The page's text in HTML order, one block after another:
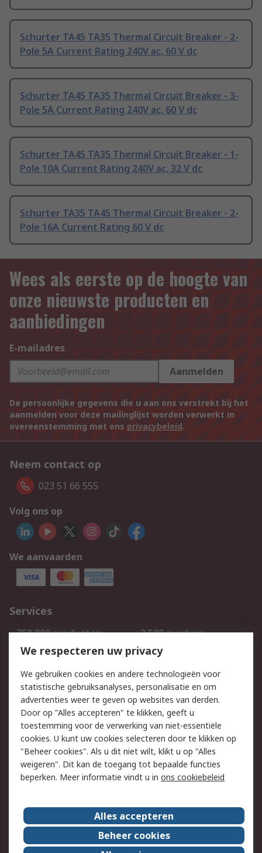
Schurter TA45 TA35 Thermal Circuit Breaker - 2-
Pole 5A Current Rating 240V ac, 60 V dc
Schurter TA45 TA35 Thermal Circuit Breaker - 3-
Pole 5A Current Rating 240V ac, 60 V dc
Schurter TA45 TA35 Thermal Circuit Breaker - 1-
Pole 10A Current Rating 240V ac, 32 V dc
Schurter TA35 TA45 Thermal Circuit Breaker - 2-
Pole 16A Current Rating 60 V dc
Wees als eerste op de hoogte van
onze nieuwste producten en
aanbiedingen
E-mailadres
Aanmelden
De persoonlijke gegevens die u aan ons verstrekt bij het
aanmelden voor deze mailinglijst worden verwerkt in
overeenstemming met ons privacybeleid.
Neem contact op
023 51 66 555
Volg ons op
We aanvaarden
Services
750.000 producten
2.500 merken
Bestellen
Inkoopoplossingen
Track & Trace
Wettelijk
Cookiebeleid
Email veiligheid
Privacybeleid
Websitevoorwaarden
Algemene
verkoopvoorwaarden
Over RS
RS Group
Over ons
RS wereldwijd
Werken bij RS
We respecteren uw privacy
We gebruiken cookies en andere technologieën voor
statistische gebruiksanalyses, personalisatie en om
advertenties weer te geven op websites van derden.
Door op "Alles accepteren" te klikken, geeft u
toestemming voor de verwerking van niet-essentiële
cookies. U kunt uw cookies selecteren door te klikken op
"Beheer cookies". Als u dit niet wilt, klikt u op "Alles
weigeren". Dit kan de toegang tot bepaalde functies
beperken. Meer informatie vindt u in ons cookiebeleid
Alles accepteren
Beheer cookies